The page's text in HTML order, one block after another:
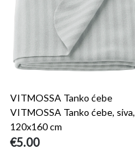
VITMOSSA Tanko ćebe
VITMOSSA Tanko ćebe, siva,
120x160 cm
€5.00